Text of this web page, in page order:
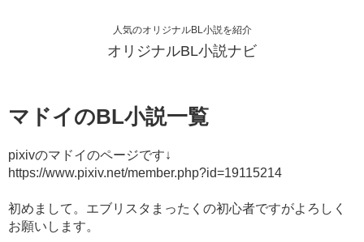
人気のオリジナルBL小説を紹介
オリジナルBL小説ナビ
マドイのBL小説一覧
pixivのマドイのページです↓
https://www.pixiv.net/member.php?id=19115214
初めまして。エブリスタまったくの初心者ですがよろしく
お願いします。